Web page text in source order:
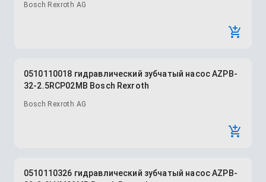
Bosch Rexroth AG
0510110018 гидравлический зубчатый насос AZPB-
32-2.5RCP02MB Bosch Rexroth
Bosch Rexroth AG
0510110326 гидравлический зубчатый насос AZPB-